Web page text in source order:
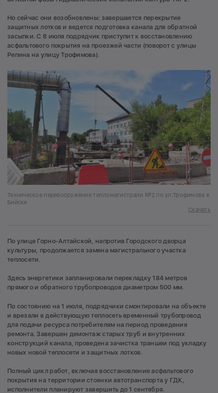
Но сейчас они возобновлены: завершается перекрытие
защитных лотков и ведется подготовка канала для обратной
засыпки. С 8 июля подрядчик приступит к восстановлению
асфальтового покрытия на проезжей части (поворот с улицы
Репина на улицу Трофимова).
Техническое перевооружение тепломагистрали №2 по ул.Трофимова в
Бийске
Скачать
По улице Горно-Алтайской, напротив Городского дворца
культуры, продолжается замена магистрального участка
теплосети.
Здесь энергетики запланировали перекладку 184 метров
прямого и обратного трубопроводов диаметром 500 мм.
По состоянию на 1 июля, подрядчики смонтировали на объекте
и врезали в действующую теплосеть временный трубопровод
для подачи ресурса потребителям на период проведения
ремонта. Завершен демонтаж старых труб и внутренних
конструкций канала, проведена зачистка траншеи под укладку
новых новой теплосети и защитных лотков.
Полный цикл работ, включая восстановление асфальтового
покрытия на территории стоянки автотранспорта у ГДК,
исполнители планируют завершить до 1 сентября.